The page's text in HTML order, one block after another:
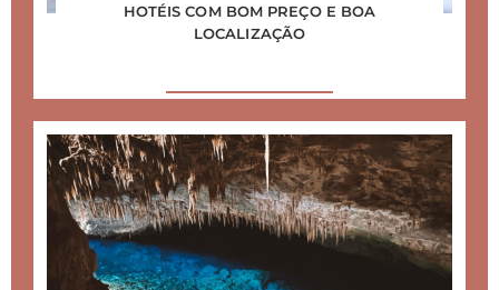
HOTÉIS COM BOM PREÇO E BOA
LOCALIZAÇÃO